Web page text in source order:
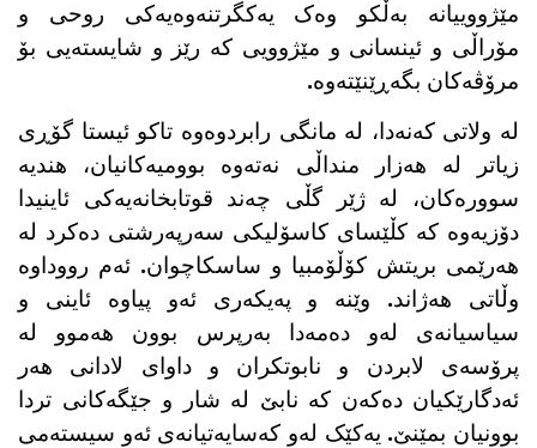
مێژووییانە بەڵکو وەک یەکگرتنەوەیەکی روحی و
مۆراڵی و ئینسانی و مێژوویی کە رێز و شایستەیی بۆ
مرۆڤەکان بگەڕێنێتەوە.
لە ولاتی کەنەدا، لە مانگی رابردوەوە تاکو ئیستا گۆڕی
زیاتر لە هەزار منداڵی نەتەوە بوومیەکانیان، هندیە
سوورەکان، لە ژێر گڵی چەند قوتابخانەیەکی ئاینیدا
دۆزیەوە کە کڵێسای کاسۆلیکی سەرپەرشتی دەکرد لە
هەرێمی بریتش کۆڵۆمبیا و ساسکاچوان. ئەم رووداوە
وڵاتی هەژاند. وێنە و پەیکەری ئەو پیاوە ئاینی و
سیاسیانەی لەو دەمەدا بەرپرس بوون هەموو لە
پرۆسەی لابردن و نابوتکران و داوای لادانی هەر
ئەدگارێکیان دەکەن کە نابێ لە شار و جێگەکانی تردا
بوونیان بمێنێ. یەکێک لەو کەسایەتیانەی ئەو سیستەمی